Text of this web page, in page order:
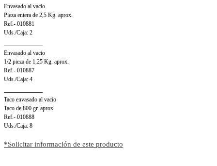
Envasado al vacio
Pieza entera de 2,5 Kg. aprox.
Ref.- 010881
Uds./Caja: 2
Envasado al vacio
1/2 pieza de 1,25 Kg. aprox.
Ref.- 010887
Uds./Caja: 4
Taco envasado al vacio
Taco de 800 gr. aprox.
Ref.- 010888
Uds./Caja: 8
*Solicitar información de este producto